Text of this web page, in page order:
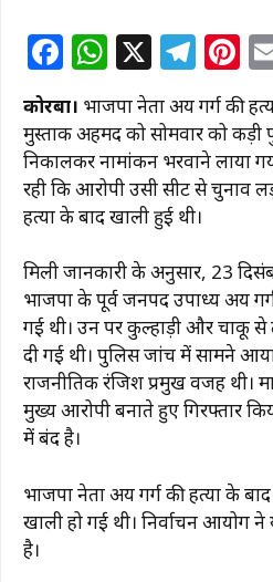
F
a
c
e
b
o
o
k
W
h
at
s
A
p
p
X T
el
e
g
ra
m
Pi
n
te
st
कोरबा। भाजपा नेता अक्षय गर्ग की
मुस्ताक अहमद को सोमवार को कड़ी
निकालकर नामांकन भरवाने लाया
रही कि आरोपी उसी सीट से चुनाव
हत्या के बाद खाली हुई थी।
मिली जानकारी के अनुसार, 23
भाजपा के पूर्व जनपद उपाध्यक्ष अक्षय
गई थी। उन पर कुल्हाड़ी और चाकू से
दी गई थी। पुलिस जांच में सामने
राजनीतिक रंजिश प्रमुख वजह थी।
मुख्य आरोपी बनाते हुए गिरफ्तार
में बंद है।
भाजपा नेता अक्षय गर्ग की हत्या के
खाली हो गई थी। निर्वाचन आयोग
है।